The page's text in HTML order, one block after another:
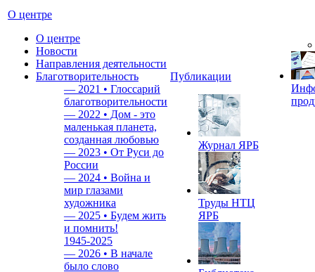
О центре
О центре
Новости
Направления деятельности
Благотворительность
— 2021 • Глоссарий
благотворительности
— 2022 • Дом - это
маленькая планета,
созданная любовью
— 2023 • От Руси до
России
— 2024 • Война и
мир глазами
художника
— 2025 • Будем жить
и помнить!
1945-2025
— 2026 • В начале
было слово
Публикации
Журнал ЯРБ
Труды НТЦ
ЯРБ